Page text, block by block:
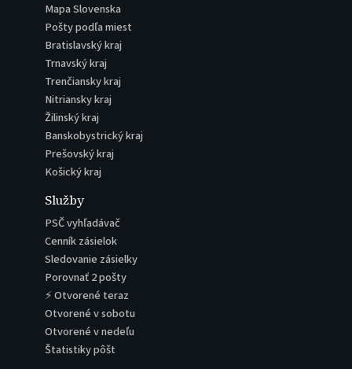
Mapa Slovenska
Pošty podľa miest
Bratislavský kraj
Trnavský kraj
Trenčiansky kraj
Nitriansky kraj
Žilinský kraj
Banskobystrický kraj
Prešovský kraj
Košický kraj
Služby
PSČ vyhľadávač
Cenník zásielok
Sledovanie zásielky
Porovnať 2 pošty
⚡ Otvorené teraz
Otvorené v sobotu
Otvorené v nedeľu
Štatistiky pôšt